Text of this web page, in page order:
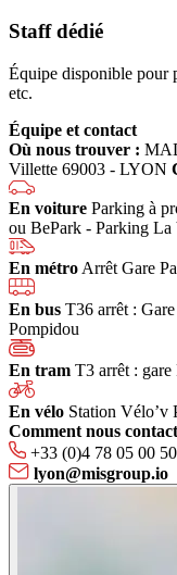
Staff dédié
Équipe disponible pour
etc.
Équipe et contact
Où nous trouver :
Villette 69003 - LYON
En voiture Parking à
ou BePark - Parking
En métro Arrêt Gare
En bus T36 arrêt :
Pompidou
En tram T3 arrêt :
En vélo Station Vélo’v
Comment nous
+33 (0)4 78 05 00 50
lyon@misgroup.io